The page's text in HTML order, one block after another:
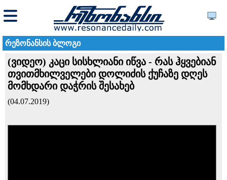
რეზონანსის ბლოგი
(ვიდეო) კაცი სისხლიანი იწვა - რას ჰყვებიან
თვითმხილველები დოლიძის ქუჩაზე დღეს
მომხდარი დაჭრის შესახებ
(04.07.2019)